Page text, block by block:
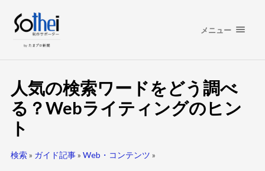
メニュー
人気の検索ワードをどう調べ
る？Webライティングのヒン
ト
検索» ガイド記事» Web・コンテンツ »